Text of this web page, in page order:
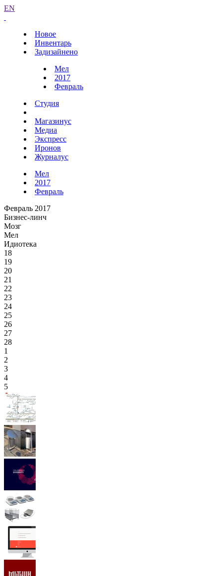
EN
Новое
Инвентарь
Задизайнено
Мел
2017
Февраль
Студия
Магазинус
Медиа
Экспресс
Иронов
Журналус
Мел
2017
Февраль
Февраль 2017
Бизнес-линч
Мозг
Мел
Идиотека
18
19
20
21
22
23
24
25
26
27
28
1
2
3
4
5